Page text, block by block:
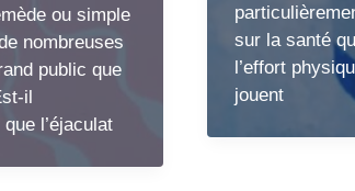
ou simple
nombreuses
public que
il
l’éjaculat
sur la santé
l’effort
jouent